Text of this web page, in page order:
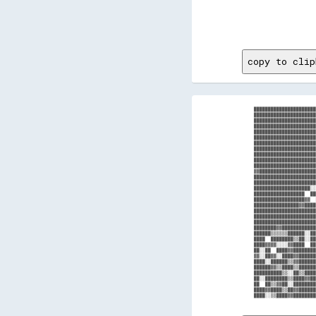
copy to
██████████████████
██████████████████▓▓
████
████▓▓▓▓░░░░▓▓████
██░░██
██